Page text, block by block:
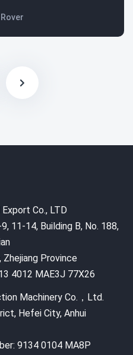
Co., LTD
11-14, Building B, No. 188,
Zhejiang Province
4012 MAE3J 77X26
Machinery Co.，Ltd.
Hefei City, Anhui
9134 0104 MA8P